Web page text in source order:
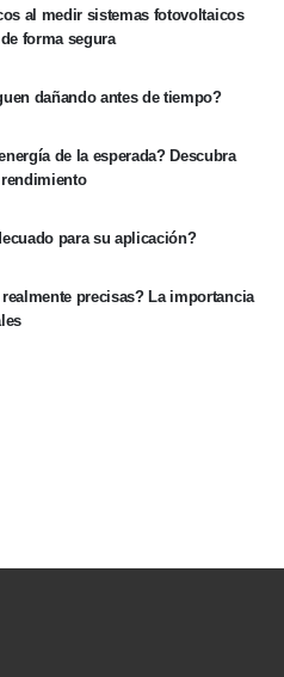
al medir sistemas fotovoltaicos
forma segura
dañando antes de tiempo?
de la esperada? Descubra
rendimiento
para su aplicación?
precisas? La importancia